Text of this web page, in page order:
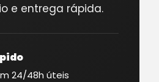
e entrega rápida.
24/48h úteis